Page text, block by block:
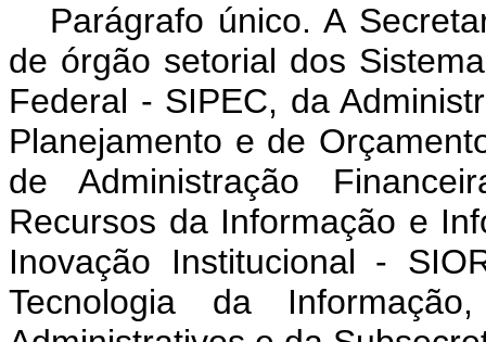
Parágrafo único. A
de órgão setorial dos
Federal - SIPEC, da
Planejamento e de
de Administração
Recursos da Informação e
Inovação Institucional -
Tecnologia da